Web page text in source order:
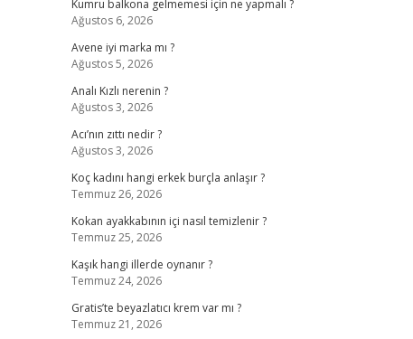
Kumru balkona gelmemesi için ne yapmalı ?
Ağustos 6, 2026
Avene iyi marka mı ?
Ağustos 5, 2026
Analı Kızlı nerenin ?
Ağustos 3, 2026
Acı’nın zıttı nedir ?
Ağustos 3, 2026
Koç kadını hangi erkek burçla anlaşır ?
Temmuz 26, 2026
Kokan ayakkabının içi nasıl temizlenir ?
Temmuz 25, 2026
Kaşık hangi illerde oynanır ?
Temmuz 24, 2026
Gratis’te beyazlatıcı krem var mı ?
Temmuz 21, 2026